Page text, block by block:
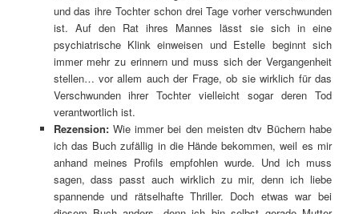
und das ihre Tochter schon drei Tage vorher verschwunden
ist. Auf den Rat ihres Mannes lässt sie sich in eine
psychiatrische Klink einweisen und Estelle beginnt sich
immer mehr zu erinnern und muss sich der Vergangenheit
stellen… vor allem auch der Frage, ob sie wirklich für das
Verschwunden ihrer Tochter vielleicht sogar deren Tod
verantwortlich ist.
Rezension: Wie immer bei den meisten dtv Büchern habe
ich das Buch zufällig in die Hände bekommen, weil es mir
anhand meines Profils empfohlen wurde. Und ich muss
sagen, dass passt auch wirklich zu mir, denn ich liebe
spannende und rätselhafte Thriller. Doch etwas war bei